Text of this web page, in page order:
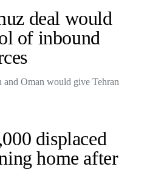
deal would
of inbound
and Oman would give Tehran
displaced
home after